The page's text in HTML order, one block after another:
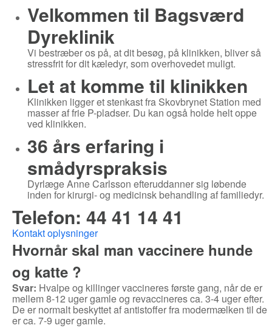
Velkommen til Bagsværd
Dyreklinik
Vi bestræber os på, at dit besøg, på klinikken, bliver så
stressfrit for dit kæledyr, som overhovedet muligt.
Let at komme til klinikken
Klinikken ligger et stenkast fra Skovbrynet Station med
masser af frie P-pladser. Du kan også holde helt oppe
ved klinikken.
36 års erfaring i
smådyrspraksis
Dyrlæge Anne Carlsson efteruddanner sig løbende
inden for kirurgi- og medicinsk behandling af familiedyr.
Telefon: 44 41 14 41
Kontakt oplysninger
Hvornår skal man vaccinere hunde
og katte ?
Svar: Hvalpe og killinger vaccineres første gang, når de er
mellem 8-12 uger gamle og revaccineres ca. 3-4 uger efter.
De er normalt beskyttet af antistoffer fra modermælken til de
er ca. 7-9 uger gamle.